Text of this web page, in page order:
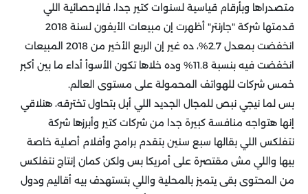
متصدراها وبأرقام قياسية لسنوات كتير جدا، فالإحصائية اللي
قدمتها شركة "جارنتر" أظهرت إن مبيعات الأيفون لسنة 2018
انخفضت بمعدل 2.7%، ده غير إن الربع الأخير من 2018 المبيعات
انخفضت فيه بنسبة 11.8% وده خلاها تكون الأسوأ أداء ما بين أكبر
خمس شركات للهواتف المحمولة على مستوى العالم.
بس لما نيجي نبص للمجال الجديد اللي أبل بتحاول تخترقه، هنلاقي
إنها هتواجه منافسة كبيرة جدا من شركات كتير وأبرزها شركة
نتفلكس اللي بقالها سبع سنين بتقدم برامج وأفلام أصلية خاصة
بيها واللي مش مقتصرة على أمريكا بس ولكن كمان إنتاج نتفلكس
من المحتوى بقى يتميز بالمحلية واللي بتستهدف بيه أقاليم ودول